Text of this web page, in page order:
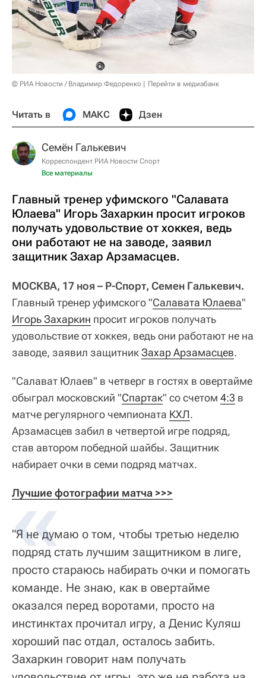
© РИА Новости / Владимир Федоренко Перейти в медиабанк
Читать в МАКС Дзен
Семён Галькевич
Корреспондент РИА Новости Спорт
Все материалы
Главный тренер уфимского "Салавата
Юлаева" Игорь Захаркин просит игроков
получать удовольствие от хоккея, ведь
они работают не на заводе, заявил
защитник Захар Арзамасцев.
МОСКВА, 17 ноя – Р-Спорт, Семен Галькевич.
Главный тренер уфимского "Салавата Юлаева"
Игорь Захаркин просит игроков получать
удовольствие от хоккея, ведь они работают не на
заводе, заявил защитникЗахар Арзамасцев.
"Салават Юлаев" в четверг в гостях в овертайме
обыграл московский "Спартак" со счетом 4:3 в
матче регулярного чемпионата КХЛ.
Арзамасцев забил в четвертой игре подряд,
став автором победной шайбы. Защитник
набирает очки в семи подряд матчах.
Лучшие фотографии матча >>>
"Я не думаю о том, чтобы третью неделю
подряд стать лучшим защитником в лиге,
просто стараюсь набирать очки и помогать
команде. Не знаю, как в овертайме
оказался перед воротами, просто на
инстинктах прочитал игру, а Денис Куляш
хороший пас отдал, осталось забить.
Захаркин говорит нам получать